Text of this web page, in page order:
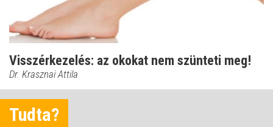
Visszérkezelés: az okokat nem szünteti meg!
Dr. Krasznai Attila
Tudta?